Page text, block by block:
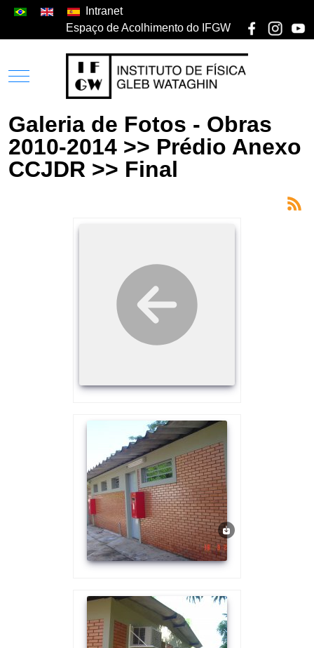
Intranet
Espaço de Acolhimento do IFGW
Galeria de Fotos - Obras
2010-2014 >> Prédio Anexo
CCJDR >> Final